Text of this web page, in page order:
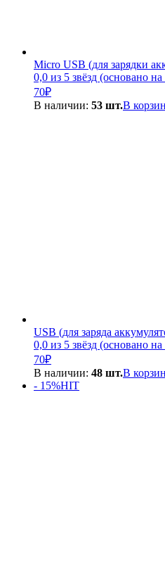
Micro USB (для зарядки
0,0 из 5 звёзд (основано
70₽
В наличии: 53 шт.В
USB (для заряда
0,0 из 5 звёзд (основано
70₽
В наличии: 48 шт.В
- 15%HIT